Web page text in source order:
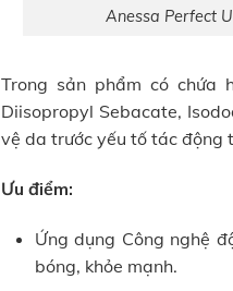
Anessa Perfect
Trong sản phẩm có chứa
Diisopropyl Sebacate,
vệ da trước yếu tố tác động
Ưu điểm:
Ứng dụng Công nghệ
bóng, khỏe mạnh.